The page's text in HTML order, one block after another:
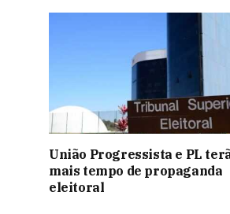
União Progressista e PL
mais tempo de propaganda
eleitoral